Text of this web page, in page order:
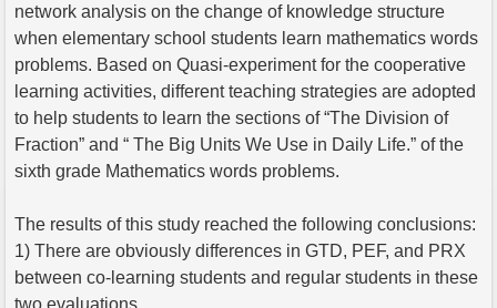
network analysis on the change of knowledge structure
when elementary school students learn mathematics words
problems. Based on Quasi-experiment for the cooperative
learning activities, different teaching strategies are adopted
to help students to learn the sections of “The Division of
Fraction” and “ The Big Units We Use in Daily Life.” of the
sixth grade Mathematics words problems.
The results of this study reached the following conclusions:
1) There are obviously differences in GTD, PEF, and PRX
between co-learning students and regular students in these
two evaluations.